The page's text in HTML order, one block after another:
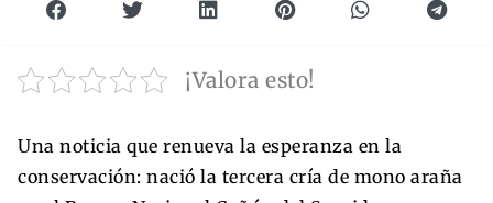
¡Valora esto!
Una noticia que renueva la esperanza en la
conservación: nació la tercera cría de mono araña